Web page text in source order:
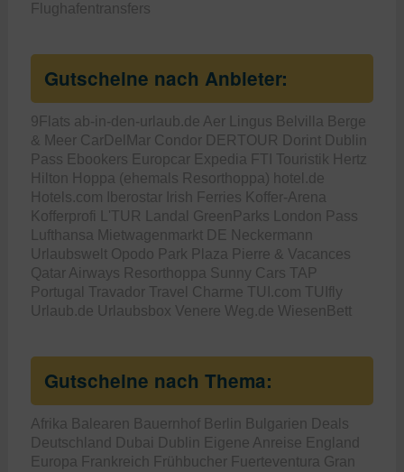
Flughafentransfers
Gutscheine nach Anbieter:
9Flats ab-in-den-urlaub.de Aer Lingus Belvilla Berge
& Meer CarDelMar Condor DERTOUR Dorint Dublin
Pass Ebookers Europcar Expedia FTI Touristik Hertz
Hilton Hoppa (ehemals Resorthoppa) hotel.de
Hotels.com
Iberostar Irish Ferries Koffer-Arena
Kofferprofi L'TUR Landal GreenParks London Pass
Lufthansa Mietwagenmarkt DE Neckermann
Urlaubswelt Opodo Park Plaza Pierre & Vacances
Qatar Airways Resorthoppa Sunny Cars
TAP
Portugal
Travador Travel Charme TUI.com
TUIfly
Urlaub.de Urlaubsbox Venere Weg.de WiesenBett
Gutscheine nach Thema:
Afrika Balearen Bauernhof Berlin Bulgarien Deals
Deutschland
Dubai Dublin Eigene Anreise England
Europa Frankreich Frühbucher Fuerteventura Gran